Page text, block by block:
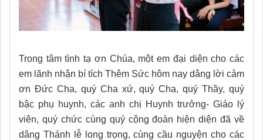
Trong tâm tình tạ ơn Chúa, một em đại diện cho các
em lãnh nhận bí tích Thêm Sức hôm nay dâng lời cảm
ơn Đức Cha, quý Cha xứ, quý Cha, quý Thầy, quý
bậc phụ huynh, các anh chị Huynh trưởng- Giáo lý
viên, quý chức cùng quý cộng đoàn hiện diện đã về
dâng Thánh lễ long trọng, cùng cầu nguyện cho các